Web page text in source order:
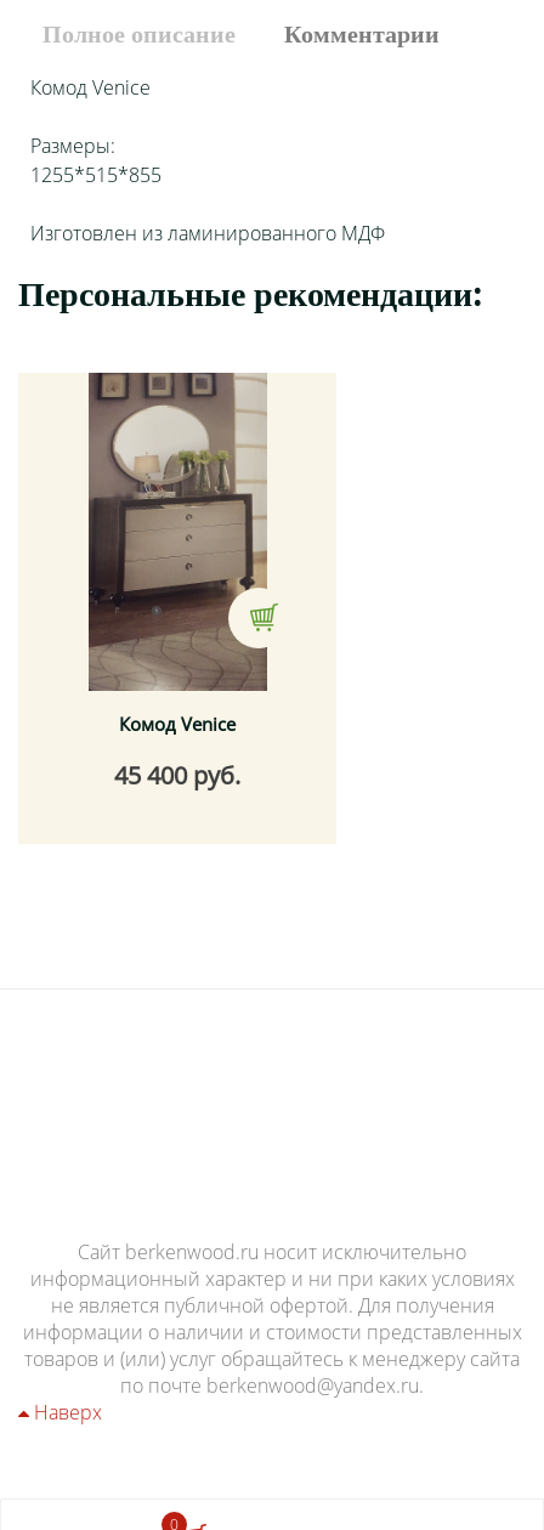
Полное описание Комментарии
Комод Venice
Размеры:
1255*515*855
Изготовлен из ламинированного МДФ
Добавить комментарий
Персональные рекомендации:
Комод Venice
45 400 руб.
Комод GRACEMONT 4 ящика
56 000 руб.
Сайт berkenwood.ru носит исключительно
информационный характер и ни при каких условиях
не является публичной офертой. Для получения
информации о наличии и стоимости представленных
товаров и (или) услуг обращайтесь к менеджеру сайта
по почте berkenwood@yandex.ru.
Наверх
0